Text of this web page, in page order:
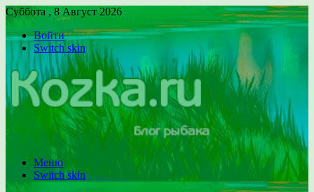
Суббота , 8 Август 2026
Войти
Switch skin
Меню
Switch skin